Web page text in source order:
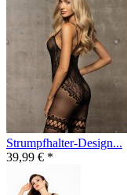
Strumpfhalter-Design...
39,99 € *